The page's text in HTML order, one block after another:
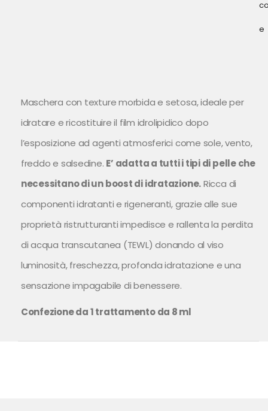
e
Maschera con texture morbida e setosa, ideale per
idratare e ricostituire il film idrolipidico dopo
l’esposizione ad agenti atmosferici come sole, vento,
freddo e salsedine. E’ adatta a tutti i tipi di pelle che
necessitano di un boost di idratazione.Ricca di
componenti idratanti e rigeneranti, grazie alle sue
proprietà ristrutturanti impedisce e rallenta la perdita
di acqua transcutanea (TEWL) donando al viso
luminosità, freschezza, profonda idratazione e una
sensazione impagabile di benessere.
Confezione da 1 trattamento da 8 ml